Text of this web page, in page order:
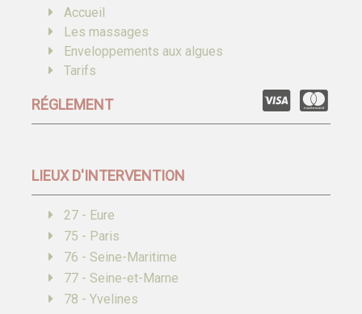
Accueil
Les massages
Enveloppements aux algues
Tarifs
RÉGLEMENT
LIEUX D'INTERVENTION
27 - Eure
75 - Paris
76 - Seine-Maritime
77 - Seine-et-Marne
78 - Yvelines